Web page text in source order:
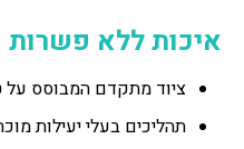
איכות ללא פשרות
ציוד מתקדם המבוסס על
תהליכים בעלי יעילות